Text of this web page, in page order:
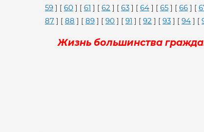
59 ] [ 60 ] [ 61 ] [ 62 ] [ 63 ] [ 64 ] [ 65 ] [ 66 ] [
87 ] [ 88 ] [ 89 ] [ 90 ] [ 91 ] [ 92 ] [ 93 ] [ 94 ] [
Жизнь большинства